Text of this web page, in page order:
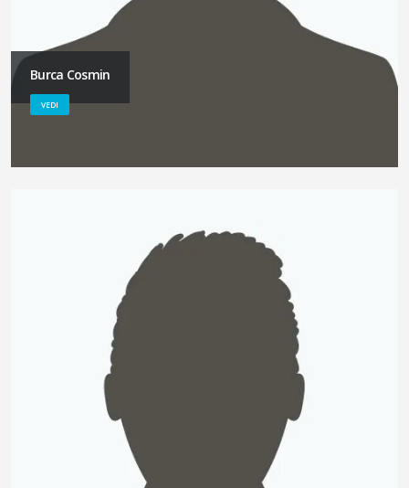
Burca Cosmin
VEDI